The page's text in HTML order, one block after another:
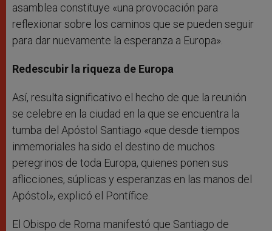
asamblea constituye «una provocación para
reflexionar sobre los caminos que se pueden seguir
para dar nuevamente la esperanza a Europa».
Redescubir la riqueza de Europa
Así, resulta significativo el hecho de que la reunión
se celebre en la ciudad en la que se encuentra la
tumba del Apóstol Santiago «que desde tiempos
inmemoriales ha sido el destino de muchos
peregrinos de toda Europa, quienes ponen sus
aflicciones, súplicas y esperanzas en las manos del
Apóstol», explicó el Pontífice.
El Obispo de Roma manifestó que Santiago de